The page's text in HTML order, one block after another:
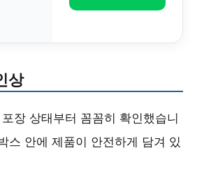
상
장 상태부터 꼼꼼히 확인했습니
스 안에 제품이 안전하게 담겨 있